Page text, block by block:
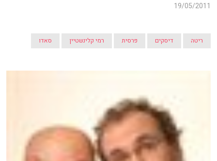
19/05/2011
ריטה דיסקים פרסית רמי קלינשטיין סאדו